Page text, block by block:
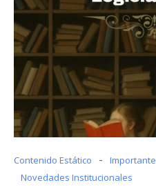
Contenido Estático - Importante
Novedades Institucionales